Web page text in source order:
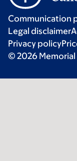
Communication
Legal disclaimer
Privacy policy
© 2026